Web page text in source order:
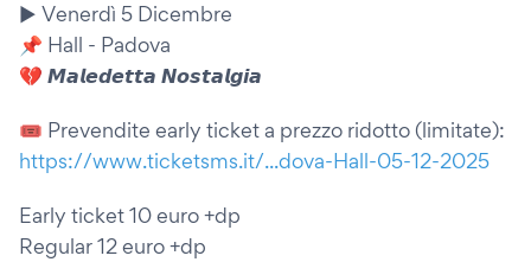
▶️ Venerdì 5 Dicembre
📌 Hall - Padova
💔 𝙈𝙖𝙡𝙚𝙙𝙚𝙩𝙩𝙖 𝙉𝙤𝙨𝙩𝙖𝙡𝙜𝙞𝙖
🎟️ Prevendite early ticket a prezzo ridotto (limitate):
https://www.ticketsms.it/...dova-Hall-05-12-2025
Early ticket 10 euro +dp
Regular 12 euro +dp